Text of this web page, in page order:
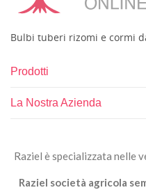
Bulbi tuberi rizomi e cormi
Prodotti
La Nostra Azienda
Raziel è specializzata nelle
Raziel società agricola